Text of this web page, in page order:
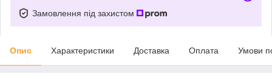
Замовлення під захистом
Опис Характеристики Доставка Оплата Умови